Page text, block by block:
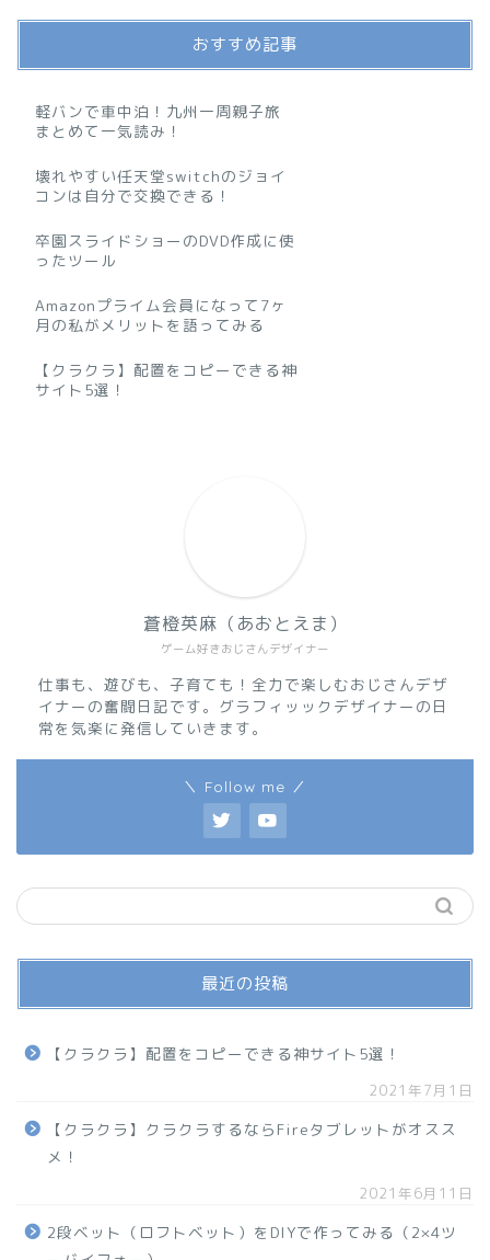
おすすめ記事
軽バンで車中泊！九州一周親子旅
まとめて一気読み！
壊れやすい任天堂switchのジョイ
コンは自分で交換できる！
卒園スライドショーのDVD作成に使
ったツール
Amazonプライム会員になって7ヶ
月の私がメリットを語ってみる
【クラクラ】配置をコピーできる神
サイト5選！
ゲーム好きおじさんデザイナー
蒼橙英麻（あおとえま）
仕事も、遊びも、子育ても！全力で楽しむおじさんデザ
イナーの奮闘日記です。グラフィッックデザイナーの日
常を気楽に発信していきます。
＼ Follow me ／
最近の投稿
【クラクラ】配置をコピーできる神サイト5選！
2021年7月1日
【クラクラ】クラクラするならFireタブレットがオスス
メ！
2021年6月11日
2段ベット（ロフトベット）をDIYで作ってみる（2×4ツ